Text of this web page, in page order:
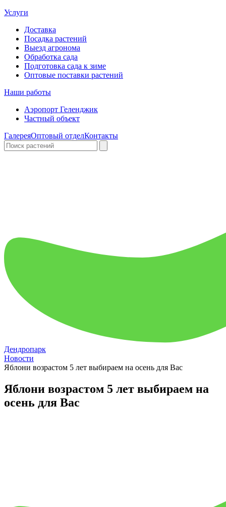
Услуги
Доставка
Посадка растений
Выезд агронома
Обработка сада
Подготовка сада к зиме
Оптовые поставки растений
Наши работы
Аэропорт Геленджик
Частный объект
ГалереяОптовый отделКонтакты
Дендропарк
Новости
Яблони возрастом 5 лет выбираем на осень для Вас
Яблони возрастом 5 лет выбираем на
осень для Вас